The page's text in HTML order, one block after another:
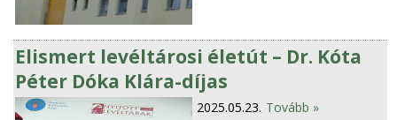
Elismert levéltárosi életút – Dr. Kóta
Péter Dóka Klára-díjas
2025.05.23. Tovább »